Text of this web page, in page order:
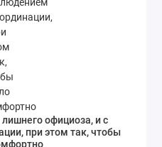
официоза, и с
при этом так, чтобы